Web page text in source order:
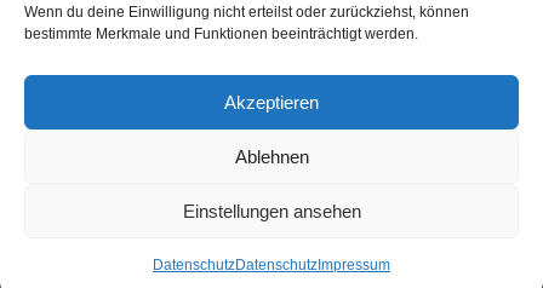
Wenn du deine Einwilligung nicht erteilst oder zurückziehst, können
bestimmte Merkmale und Funktionen beeinträchtigt werden.
Akzeptieren
Ablehnen
Einstellungen ansehen
DatenschutzDatenschutz Impressum
31 1 2 3 4 5 6